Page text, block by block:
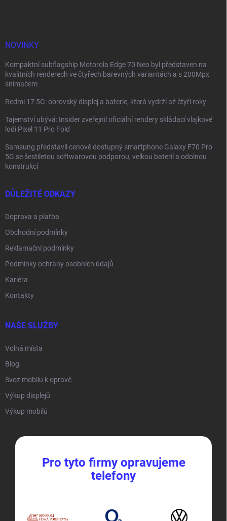
NOVINKY
Kompaktní subflagship Motorola Edge 70 Neo byl představen na
kvalitních renderech ve čtyřech barevných variantách a s 200Mpx
snímačem
Redmi 17 5G: obrovský displej a baterie, která vydrží až čtyři roky
Tajemství ubývá: Insider zveřejnil oficiální rendery skládací vlajkové
lodi Pixel 11 Pro Fold
Samsung představil cenově dostupný smartphone Galaxy F70 Pro
5G se šestiletou softwarovou podporou, velkou baterií a odolnou
konstrukcí
DŮLEŽITÉ ODKAZY
Doprava a platba
Obchodní podmínky
Reklamační podmínky
Podmínky ochrany osobních údajů
Kariéra
Kontakty
NAŠE SLUŽBY
Volná místa
Blog
Svoz mobilu k opravě
Výkup displejů
Výkup mobilů
Pro tyto firmy opravujeme
telefony